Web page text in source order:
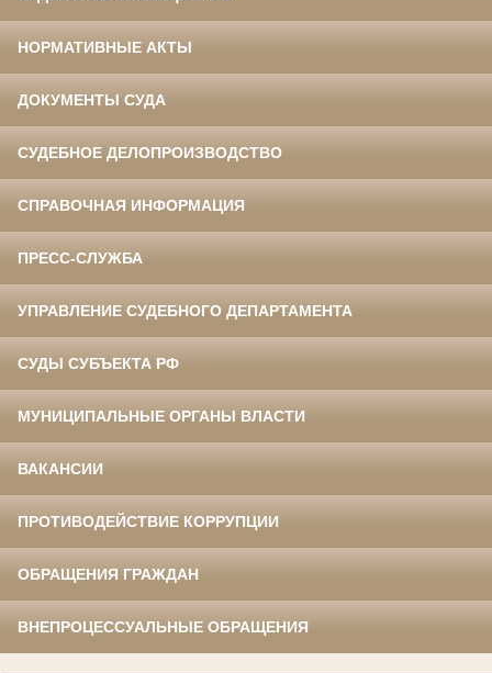
НОРМАТИВНЫЕ АКТЫ
ДОКУМЕНТЫ СУДА
СУДЕБНОЕ ДЕЛОПРОИЗВОДСТВО
СПРАВОЧНАЯ ИНФОРМАЦИЯ
ПРЕСС-СЛУЖБА
УПРАВЛЕНИЕ СУДЕБНОГО ДЕПАРТАМЕНТА
СУДЫ СУБЪЕКТА РФ
МУНИЦИПАЛЬНЫЕ ОРГАНЫ ВЛАСТИ
ВАКАНСИИ
ПРОТИВОДЕЙСТВИЕ КОРРУПЦИИ
ОБРАЩЕНИЯ ГРАЖДАН
ВНЕПРОЦЕССУАЛЬНЫЕ ОБРАЩЕНИЯ